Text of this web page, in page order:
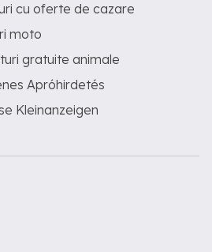
cu oferte de cazare
moto
gratuite animale
Apróhirdetés
Kleinanzeigen